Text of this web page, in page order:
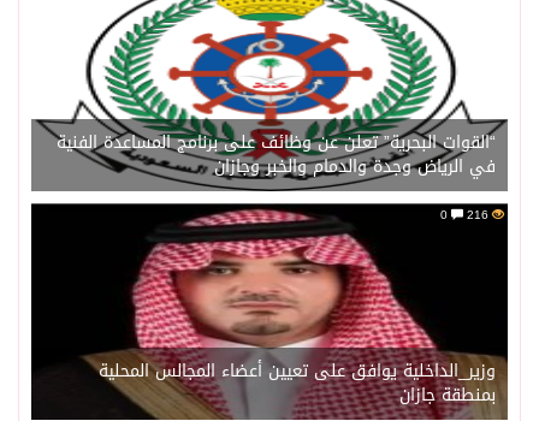
“القوات البحرية” تعلن عن وظائف على برنامج المساعدة الفنية
في الرياض وجدة والدمام والخبر وجازان
216
وزير_الداخلية يوافق على تعيين أعضاء المجالس المحلية
بمنطقة جازان